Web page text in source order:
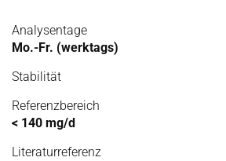
Analysentage
Mo.-Fr. (werktags)
Stabilität
Referenzbereich
< 140 mg/d
Literaturreferenz